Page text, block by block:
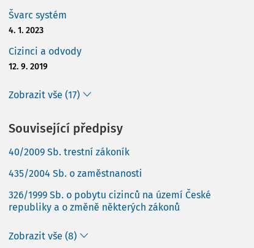
Švarc systém
4. 1. 2023
Cizinci a odvody
12. 9. 2019
Zobrazit vše (17)
Související předpisy
40/2009 Sb. trestní zákoník
435/2004 Sb. o zaměstnanosti
326/1999 Sb. o pobytu cizinců na území České
republiky a o změně některých zákonů
Zobrazit vše (8)